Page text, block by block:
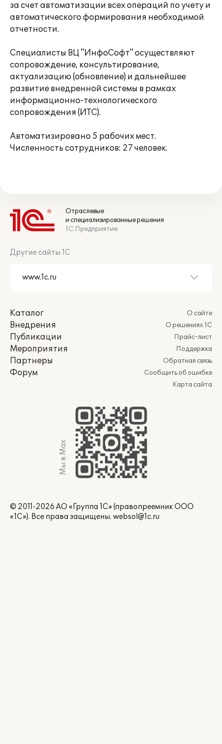
за счет автоматизации всех операций по учету и
автоматического формирования необходимой
отчетности.
Специалисты ВЦ "ИнфоСофт" осуществляют
сопровождение, консультирование,
актуализацию (обновление) и дальнейшее
развитие внедренной системы в рамках
информационно-технологического
сопровождения (ИТС).
Автоматизировано 5 рабочих мест.
Численность сотрудников: 27 человек.
Отраслевые
и специализированные решения
1С:Предприятие
Другие сайты 1С
Каталог
Внедрения
Публикации
Мероприятия
Партнеры
Форум
О сайте
О решениях 1С
Прайс-лист
Поддержка
Обратная связь
Сообщить об ошибке
Карта сайта
Мы в Max
© 2011-2026 АО «Группа 1С» (правопреемник ООО
«1С»). Все права защищены. websol@1c.ru